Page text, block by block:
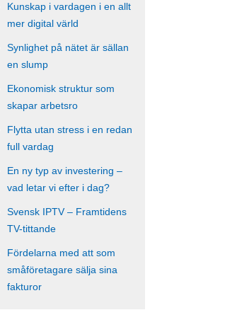
Kunskap i vardagen i en allt
mer digital värld
Synlighet på nätet är sällan
en slump
Ekonomisk struktur som
skapar arbetsro
Flytta utan stress i en redan
full vardag
En ny typ av investering –
vad letar vi efter i dag?
Svensk IPTV – Framtidens
TV-tittande
Fördelarna med att som
småföretagare sälja sina
fakturor